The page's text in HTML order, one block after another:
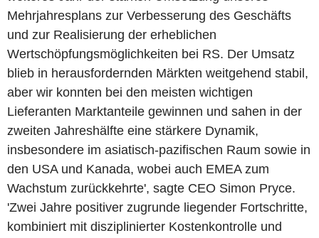
Mehrjahresplans zur Verbesserung des Geschäfts
und zur Realisierung der erheblichen
Wertschöpfungsmöglichkeiten bei RS. Der Umsatz
blieb in herausfordernden Märkten weitgehend stabil,
aber wir konnten bei den meisten wichtigen
Lieferanten Marktanteile gewinnen und sahen in der
zweiten Jahreshälfte eine stärkere Dynamik,
insbesondere im asiatisch-pazifischen Raum sowie in
den USA und Kanada, wobei auch EMEA zum
Wachstum zurückkehrte', sagte CEO Simon Pryce.
'Zwei Jahre positiver zugrunde liegender Fortschritte,
kombiniert mit disziplinierter Kostenkontrolle und